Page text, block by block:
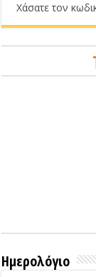
Χάσατε τον
Ημερολόγιο